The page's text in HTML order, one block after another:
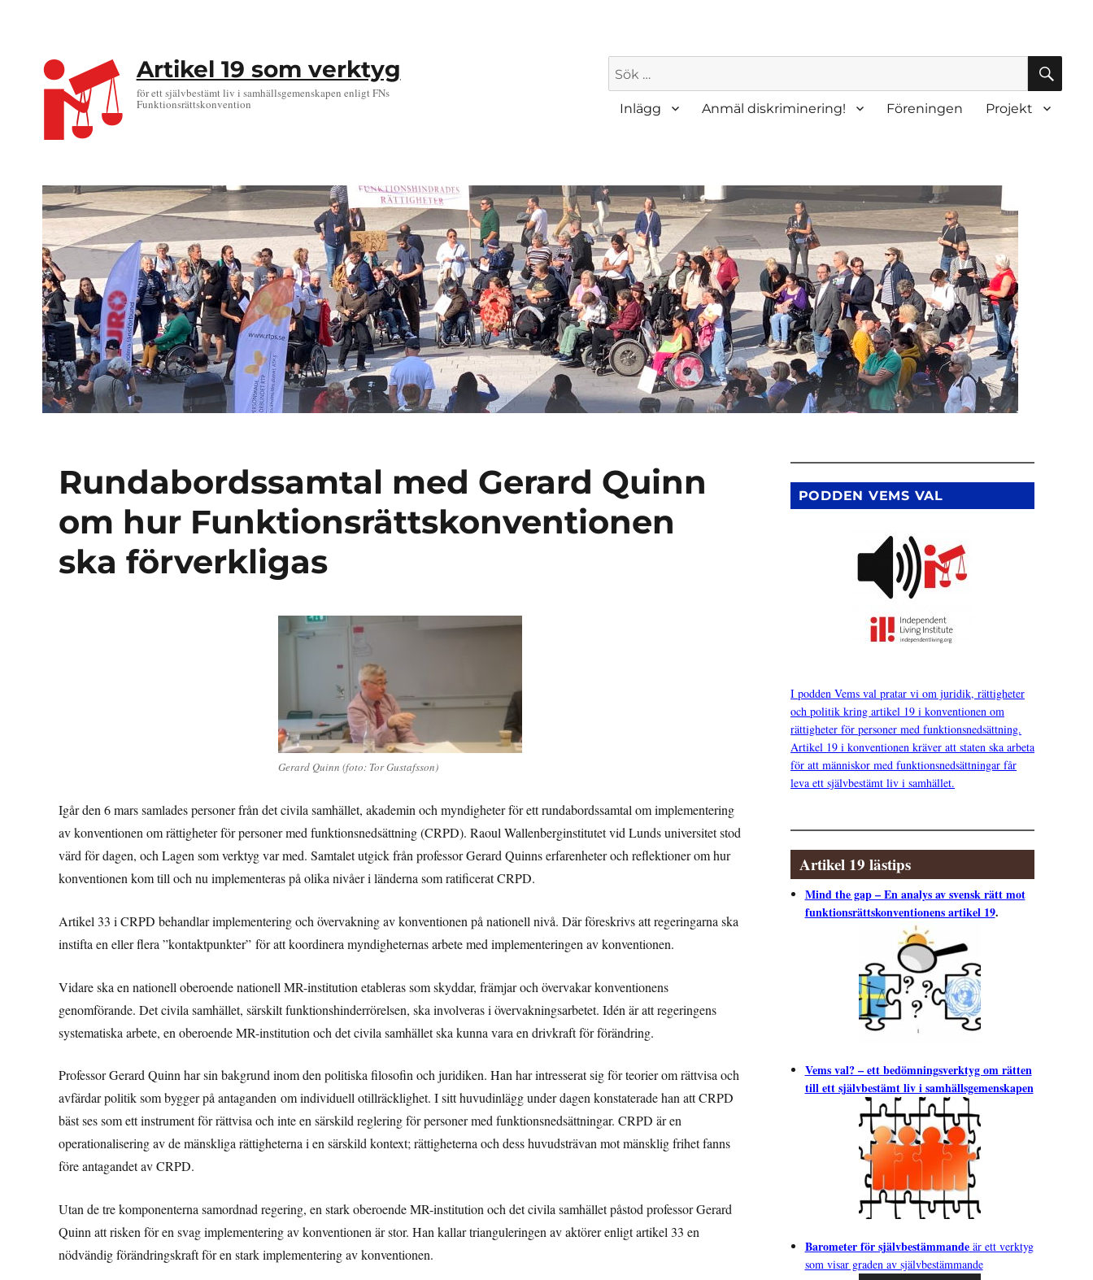
Artikel 19 som verktyg
för ett självbestämt liv i samhällsgemenskapen enligt FNs
Funktionsrättskonvention
Sök
efter:
SÖK
Inlägg Anmäl diskriminering! Föreningen Projekt
Rundabordssamtal med Gerard Quinn
om hur Funktionsrättskonventionen
ska förverkligas
Gerard Quinn (foto: Tor Gustafsson)
Igår den 6 mars samlades personer från det civila samhället, akademin och myndigheter för ett rundabordssamtal om implementering
av konventionen om rättigheter för personer med funktionsnedsättning (CRPD). Raoul Wallenberginstitutet vid Lunds universitet stod
värd för dagen, och Lagen som verktyg var med. Samtalet utgick från professor Gerard Quinns erfarenheter och reflektioner om hur
konventionen kom till och nu implementeras på olika nivåer i länderna som ratificerat CRPD.
Artikel 33 i CRPD behandlar implementering och övervakning av konventionen på nationell nivå. Där föreskrivs att regeringarna ska
instifta en eller flera ”kontaktpunkter” för att koordinera myndigheternas arbete med implementeringen av konventionen.
Vidare ska en nationell oberoende nationell MR-institution etableras som skyddar, främjar och övervakar konventionens
genomförande. Det civila samhället, särskilt funktionshinderrörelsen, ska involveras i övervakningsarbetet. Idén är att regeringens
systematiska arbete, en oberoende MR-institution och det civila samhället ska kunna vara en drivkraft för förändring.
Professor Gerard Quinn har sin bakgrund inom den politiska filosofin och juridiken. Han har intresserat sig för teorier om rättvisa och
avfärdar politik som bygger på antaganden om individuell otillräcklighet. I sitt huvudinlägg under dagen konstaterade han att CRPD
bäst ses som ett instrument för rättvisa och inte en särskild reglering för personer med funktionsnedsättningar. CRPD är en
operationalisering av de mänskliga rättigheterna i en särskild kontext; rättigheterna och dess huvudsträvan mot mänsklig frihet fanns
före antagandet av CRPD.
Utan de tre komponenterna samordnad regering, en stark oberoende MR-institution och det civila samhället påstod professor Gerard
Quinn att risken för en svag implementering av konventionen är stor. Han kallar trianguleringen av aktörer enligt artikel 33 en
nödvändig förändringskraft för en stark implementering av konventionen.
PODDEN VEMS VAL
I podden Vems val pratar vi om juridik, rättigheter
och politik kring artikel 19 i konventionen om
rättigheter för personer med funktionsnedsättning.
Artikel 19 i konventionen kräver att staten ska arbeta
för att människor med funktionsnedsättningar får
leva ett självbestämt liv i samhället.
Artikel 19 lästips
Mind the gap – En analys av svensk rätt mot
funktionsrättskonventionens artikel 19.
Vems val? – ett bedömningsverktyg om rätten
till ett självbestämt liv i samhällsgemenskapen
Barometer för självbestämmandeär ett verktyg
som visar graden av självbestämmande